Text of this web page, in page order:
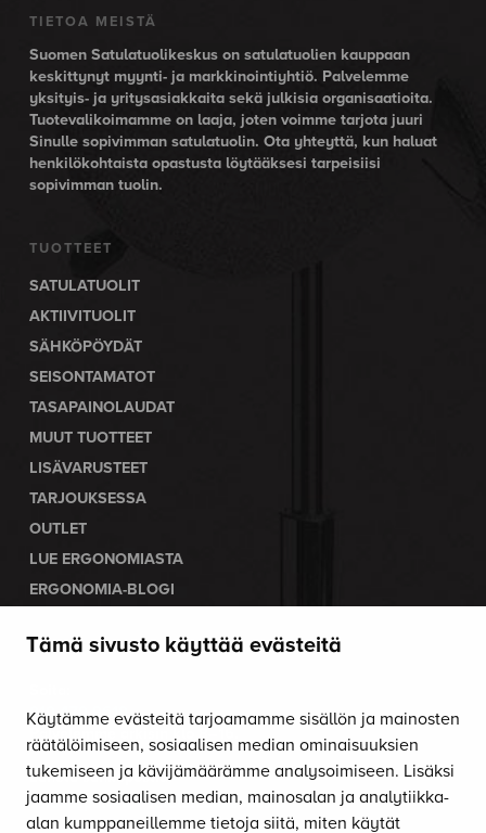
Tämä sivusto käyttää evästeitä
Käytämme evästeitä tarjoamamme sisällön ja mainosten
räätälöimiseen, sosiaalisen median ominaisuuksien
tukemiseen ja kävijämäärämme analysoimiseen. Lisäksi
jaamme sosiaalisen median, mainosalan ja analytiikka-
alan kumppaneillemme tietoja siitä, miten käytät
TIETOA MEISTÄ
Suomen Satulatuolikeskus on satulatuolien kauppaan
keskittynyt myynti- ja markkinointiyhtiö. Palvelemme
yksityis- ja yritysasiakkaita sekä julkisia organisaatioita.
Tuotevalikoimamme on laaja, joten voimme tarjota juuri
Sinulle sopivimman satulatuolin. Ota yhteyttä, kun haluat
henkilökohtaista opastusta löytääksesi tarpeisiisi
sopivimman tuolin.
TUOTTEET
SATULATUOLIT
AKTIIVITUOLIT
SÄHKÖPÖYDÄT
SEISONTAMATOT
TASAPAINOLAUDAT
MUUT TUOTTEET
LISÄVARUSTEET
TARJOUKSESSA
OUTLET
LUE ERGONOMIASTA
ERGONOMIA-BLOGI
OTA YHTEYTTÄ
010 470 9610
Palvelemme arkisin klo 8–16.
Lähetä sähköpostia:
asiakaspalvelu@satulatuolikeskus.fi